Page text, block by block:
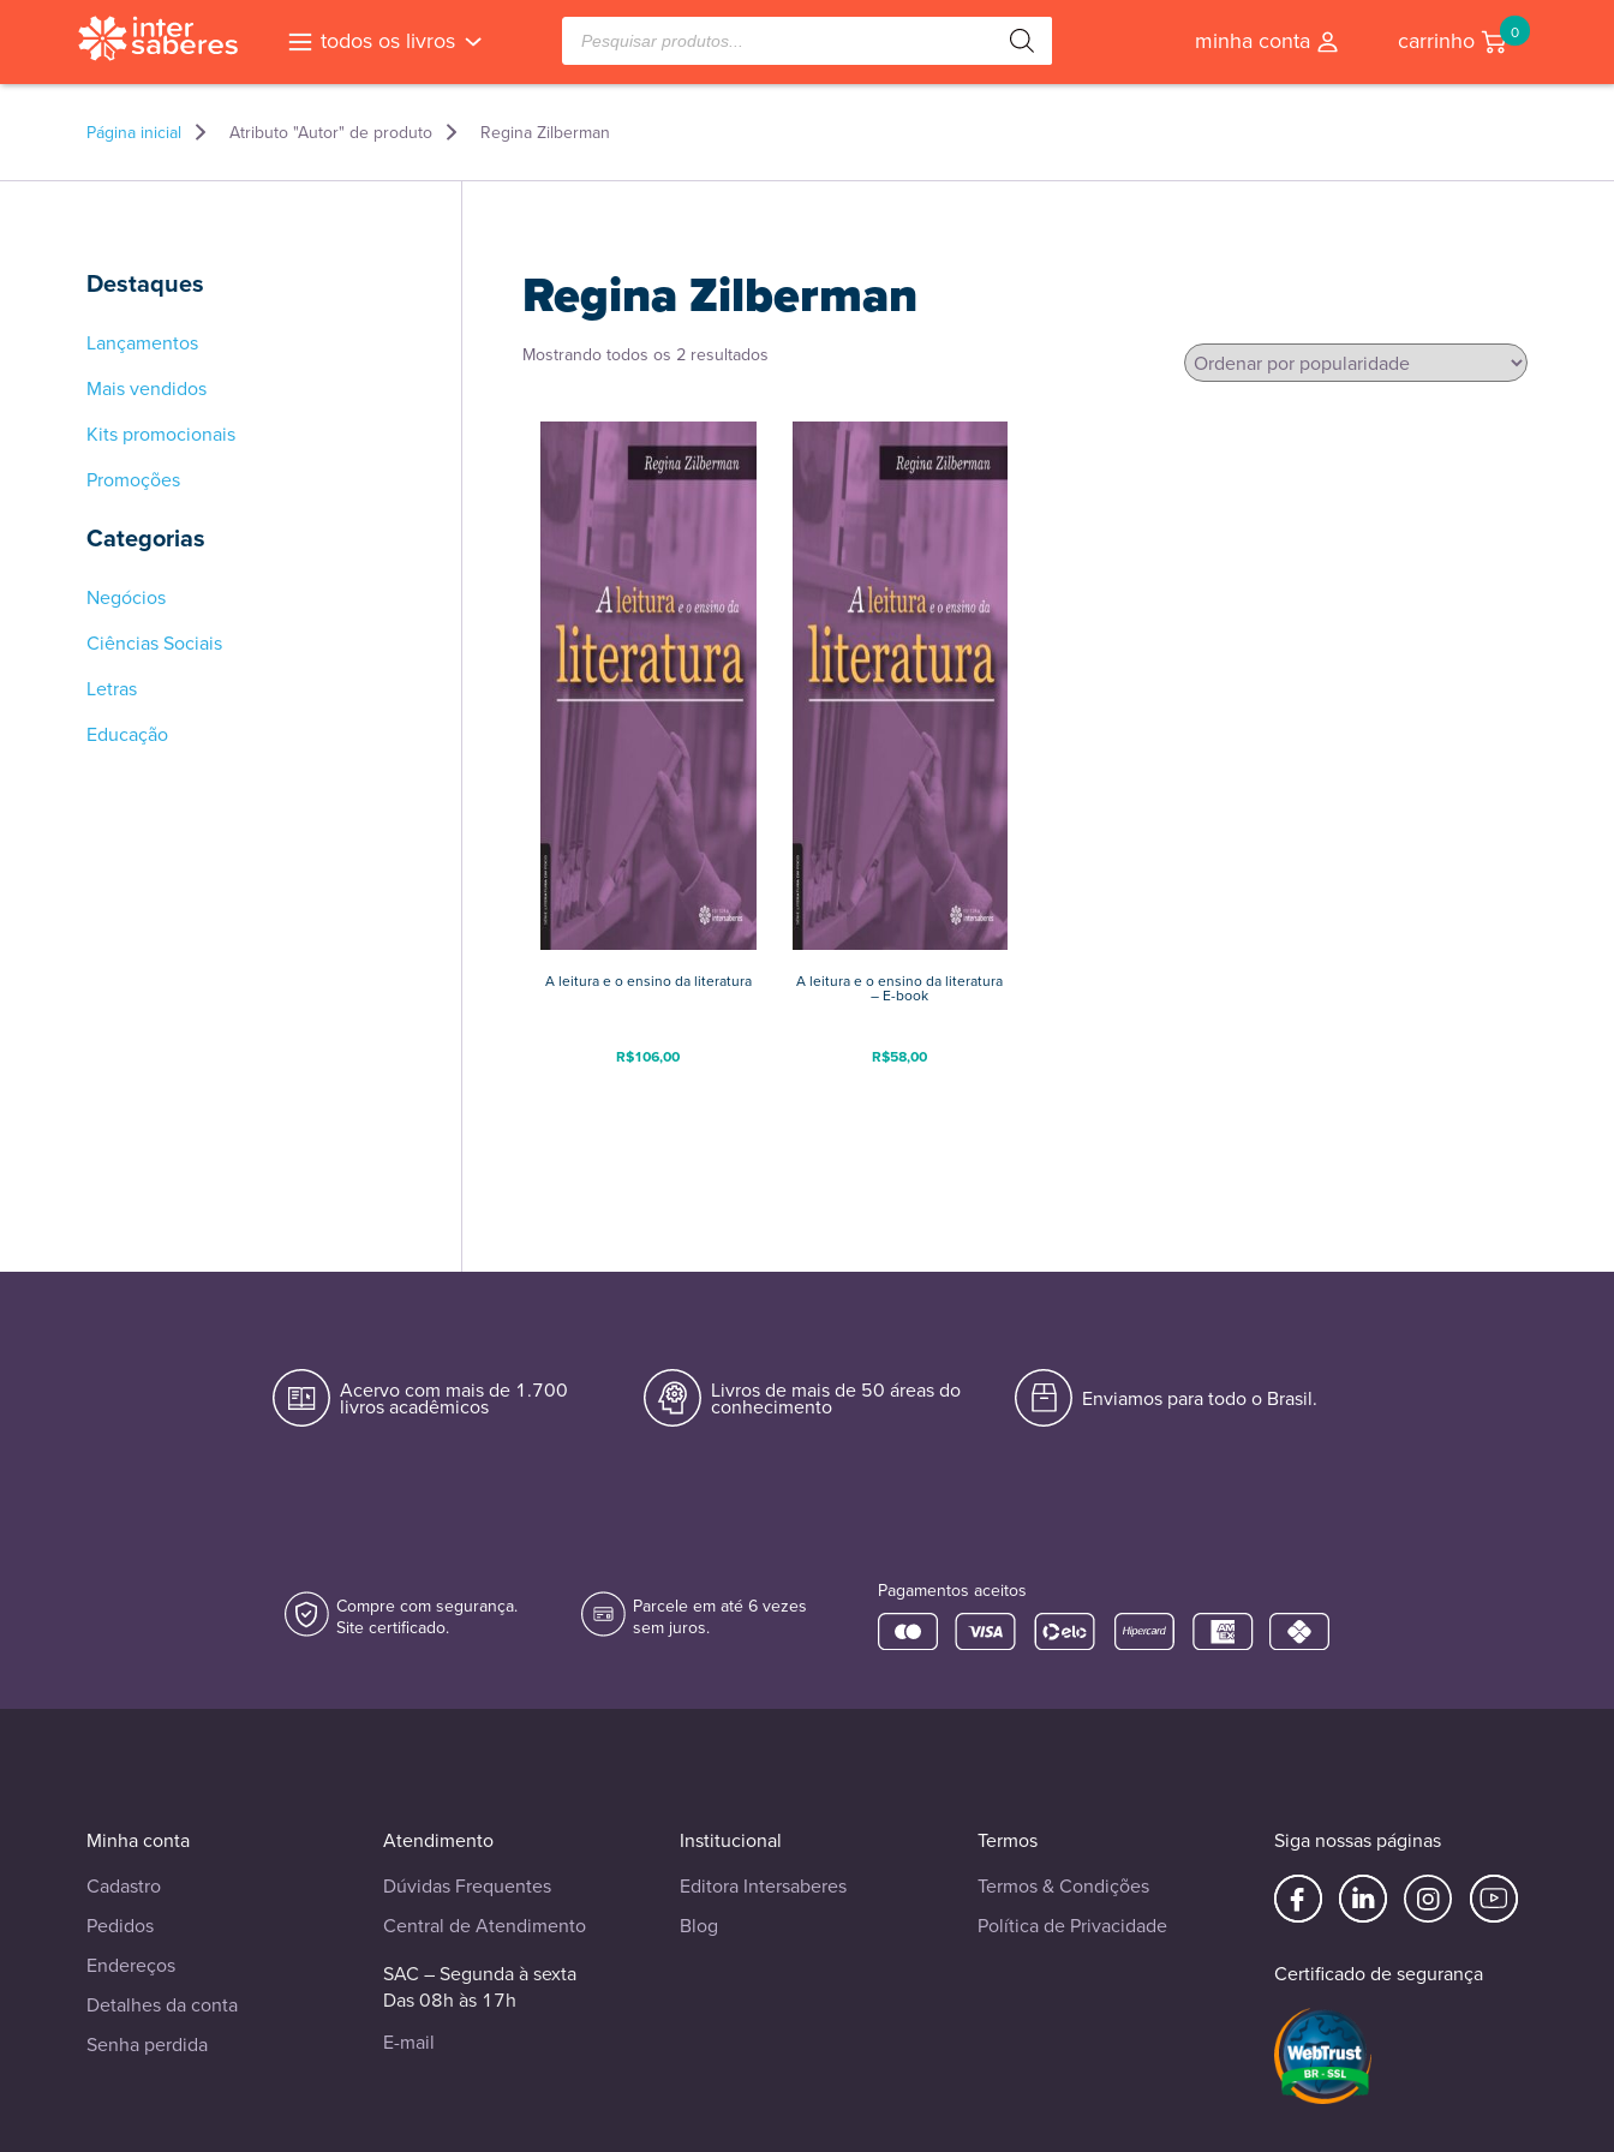
todos os livros
Pesquisar
produtos
minha conta carrinho 0
Página inicial Atributo "Autor" de produto Regina Zilberman
Destaques
Lançamentos
Mais vendidos
Kits promocionais
Promoções
Categorias
Negócios
Ciências Sociais
Letras
Educação
Regina Zilberman
Mostrando todos os 2 resultados
A leitura e o ensino da literatura
R$106,00
A leitura e o ensino da literatura
– E-book
R$58,00
Acervo com mais de 1.700
livros acadêmicos
Livros de mais de 50 áreas do
conhecimento Enviamos para todo o Brasil.
Compre com segurança.
Site certificado.
Parcele em até 6 vezes
sem juros.
Pagamentos aceitos
Minha conta
Cadastro
Pedidos
Endereços
Detalhes da conta
Senha perdida
Atendimento
Dúvidas Frequentes
Central de Atendimento
SAC – Segunda à sexta
Das 08h às 17h
E-mail
Institucional
Editora Intersaberes
Blog
Termos
Termos & Condições
Política de Privacidade
Siga nossas páginas
Certificado de segurança